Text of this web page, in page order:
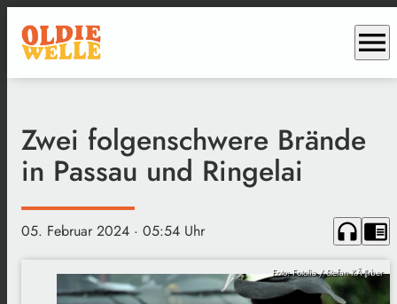
menu
Zwei folgenschwere Brände
in Passau und Ringelai
05. Februar 2024 · 05:54 Uhr headphones chrome_reader_mode
Foto: Fotolia / Stefan KÃ¶rber